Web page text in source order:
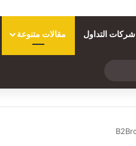
شركات التداول مقالات متنوعة
عن